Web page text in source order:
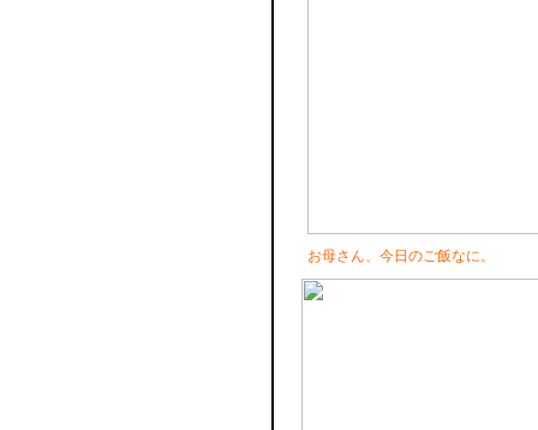
お母さん、今日のご飯なに。